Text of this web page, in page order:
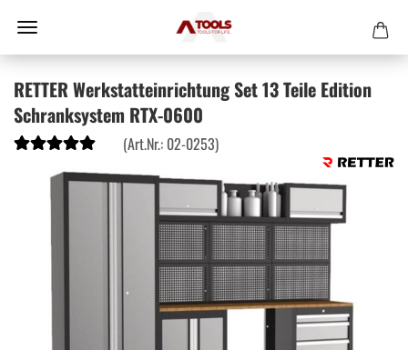
RETTER Werkstatteinrichtung Set 13 Teile Edition
Schranksystem RTX-0600
(Art.Nr.: 02-0253)